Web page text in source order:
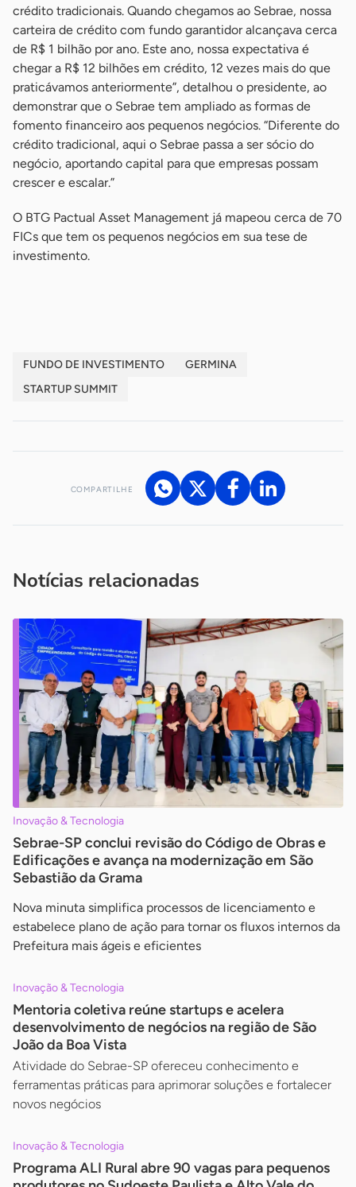
crédito tradicionais. Quando chegamos ao Sebrae, nossa
carteira de crédito com fundo garantidor alcançava cerca
de R$ 1 bilhão por ano. Este ano, nossa expectativa é
chegar a R$ 12 bilhões em crédito, 12 vezes mais do que
praticávamos anteriormente”, detalhou o presidente, ao
demonstrar que o Sebrae tem ampliado as formas de
fomento financeiro aos pequenos negócios. “Diferente do
crédito tradicional, aqui o Sebrae passa a ser sócio do
negócio, aportando capital para que empresas possam
crescer e escalar.”
O BTG Pactual Asset Management já mapeou cerca de 70
FICs que tem os pequenos negócios em sua tese de
investimento.
FUNDO DE INVESTIMENTO
GERMINA
STARTUP SUMMIT
COMPARTILHE
Notícias relacionadas
Inovação & Tecnologia
Sebrae-SP conclui revisão do Código de Obras e
Edificações e avança na modernização em São
Sebastião da Grama
Nova minuta simplifica processos de licenciamento e
estabelece plano de ação para tornar os fluxos internos da
Prefeitura mais ágeis e eficientes
Inovação & Tecnologia
Mentoria coletiva reúne startups e acelera
desenvolvimento de negócios na região de São
João da Boa Vista
Atividade do Sebrae-SP ofereceu conhecimento e
ferramentas práticas para aprimorar soluções e fortalecer
novos negócios
Inovação & Tecnologia
Programa ALI Rural abre 90 vagas para pequenos